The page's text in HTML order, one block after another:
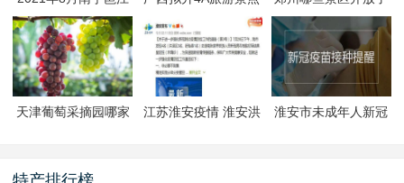
夜游活动
郑州景区什么时候恢
复开放
天津葡萄采摘园哪家
江苏淮安疫情 淮安洪
淮安市未成年人新冠